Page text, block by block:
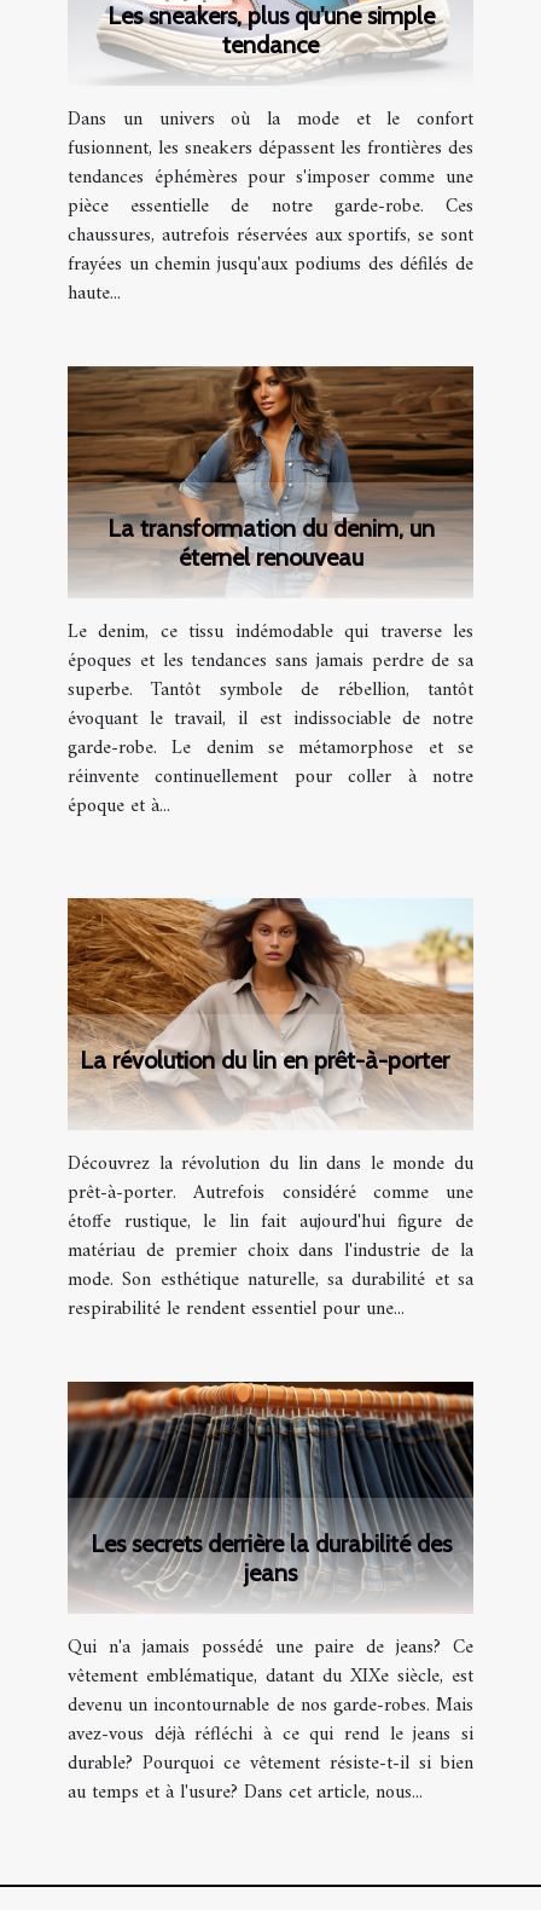
Les sneakers, plus qu'une simple
tendance
Dans un univers où la mode et le confort
fusionnent, les sneakers dépassent les frontières des
tendances éphémères pour s'imposer comme une
pièce essentielle de notre garde-robe. Ces
chaussures, autrefois réservées aux sportifs, se sont
frayées un chemin jusqu'aux podiums des défilés de
haute...
La transformation du denim, un
éternel renouveau
Le denim, ce tissu indémodable qui traverse les
époques et les tendances sans jamais perdre de sa
superbe. Tantôt symbole de rébellion, tantôt
évoquant le travail, il est indissociable de notre
garde-robe. Le denim se métamorphose et se
réinvente continuellement pour coller à notre
époque et à...
La révolution du lin en prêt-à-porter
Découvrez la révolution du lin dans le monde du
prêt-à-porter. Autrefois considéré comme une
étoffe rustique, le lin fait aujourd'hui figure de
matériau de premier choix dans l'industrie de la
mode. Son esthétique naturelle, sa durabilité et sa
respirabilité le rendent essentiel pour une...
Les secrets derrière la durabilité des
jeans
Qui n'a jamais possédé une paire de jeans? Ce
vêtement emblématique, datant du XIXe siècle, est
devenu un incontournable de nos garde-robes. Mais
avez-vous déjà réfléchi à ce qui rend le jeans si
durable? Pourquoi ce vêtement résiste-t-il si bien
au temps et à l'usure? Dans cet article, nous...